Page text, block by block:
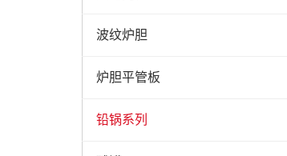
波纹炉胆
炉胆平管板
铅锅系列